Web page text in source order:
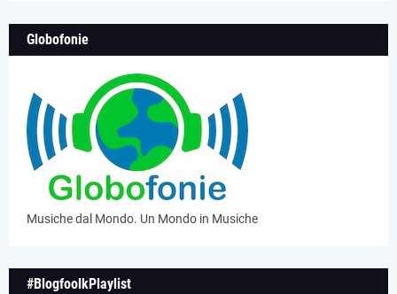
Globofonie
Musiche dal Mondo. Un Mondo in Musiche
#BlogfoolkPlaylist